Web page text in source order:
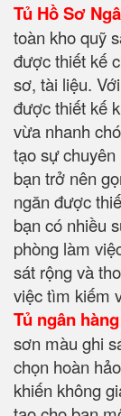
Tủ Hồ Sơ
toàn kho quỹ
được thiết kế
sơ, tài liệu.
được thiết kế
vừa nhanh
tạo sự
bạn trở nên
ngăn được
bạn có nhiều
phòng làm
sát rộng và
việc tìm kiếm
Tủ ngân
sơn màu ghi
chọn hoàn
khiến không